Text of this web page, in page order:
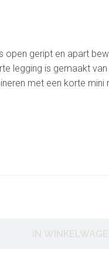
open geript en apart
legging is gemaakt van
met een korte mini